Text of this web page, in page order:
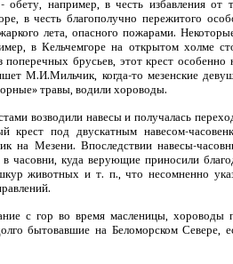
например, в честь избавления от
в честь благополучно пережитого
лета, опасного пожарами.
в Кельчемгоре на открытом холме
поперечных брусьев, этот крест особенно
М.И.Мильчик, когда-то мезенские
травы, водили хороводы.
возводили навесы и получалась
крест под двускатным навесом-
на Мезени. Впоследствии навесы-
часовни, куда верующие приносили
животных и т. п., что несомненно
с гор во время масленицы, хороводы
бытовавшие на Беломорском Севере,